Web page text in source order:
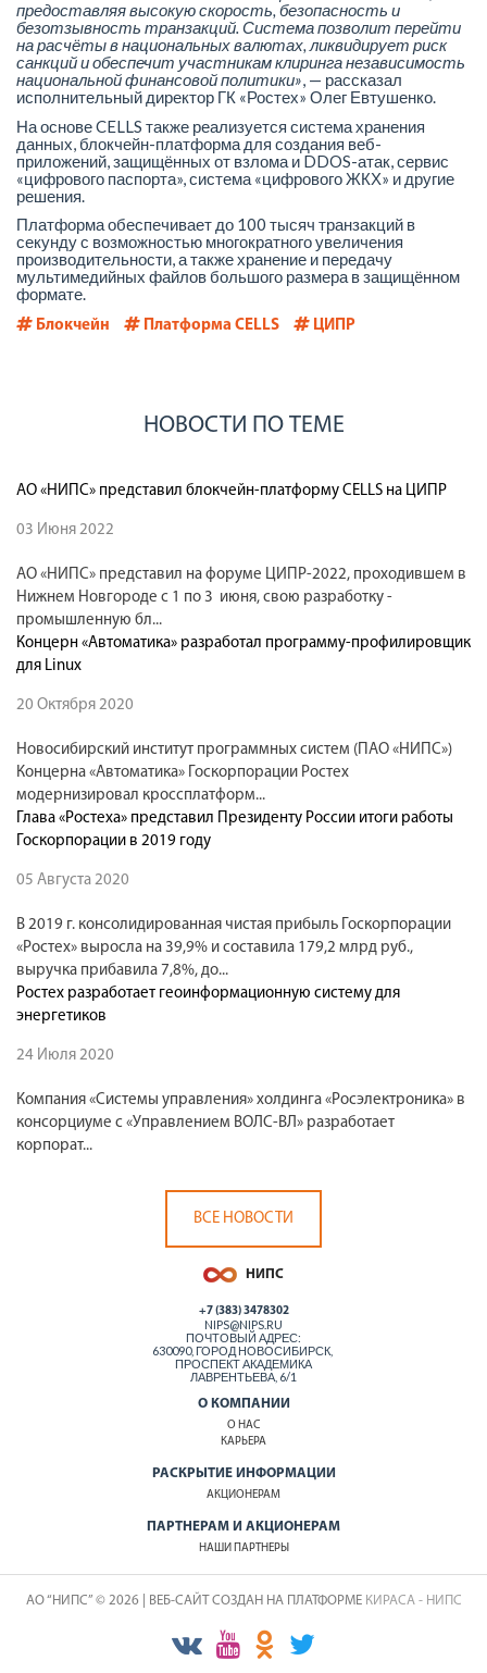
предоставляя высокую скорость, безопасность и
безотзывность транзакций. Система позволит перейти
на расчёты в национальных валютах, ликвидирует риск
санкций и обеспечит участникам клиринга независимость
национальной финансовой политики», — рассказал
исполнительный директор ГК «Ростех» Олег Евтушенко.
На основе CELLS также реализуется система хранения
данных, блокчейн-платформа для создания веб-
приложений, защищённых от взлома и DDOS-атак, сервис
«цифрового паспорта», система «цифрового ЖКХ» и другие
решения.
Платформа обеспечивает до 100 тысяч транзакций в
секунду с возможностью многократного увеличения
производительности, а также хранение и передачу
мультимедийных файлов большого размера в защищённом
формате.
Блокчейн Платформа CELLS ЦИПР
НОВОСТИ ПО ТЕМЕ
АО «НИПС» представил блокчейн-платформу CELLS на ЦИПР
03 Июня 2022
АО «НИПС» представил на форуме ЦИПР-2022, проходившем в
Нижнем Новгороде с 1 по 3 июня, свою разработку -
промышленную бл...
Концерн «Автоматика» разработал программу-профилировщик
для Linux
20 Октября 2020
Новосибирский институт программных систем (ПАО «НИПС»)
Концерна «Автоматика» Госкорпорации Ростех
модернизировал кроссплатформ...
Глава «Ростеха» представил Президенту России итоги работы
Госкорпорации в 2019 году
05 Августа 2020
В 2019 г. консолидированная чистая прибыль Госкорпорации
«Ростех» выросла на 39,9% и составила 179,2 млрд руб.,
выручка прибавила 7,8%, до...
Ростех разработает геоинформационную систему для
энергетиков
24 Июля 2020
Компания «Системы управления» холдинга «Росэлектроника» в
консорциуме с «Управлением ВОЛС-ВЛ» разработает
корпорат...
ВСЕ НОВОСТИ
+7 (383) 3478302
NIPS@NIPS.RU
ПОЧТОВЫЙ АДРЕС:
630090, ГОРОД НОВОСИБИРСК,
ПРОСПЕКТ АКАДЕМИКА
ЛАВРЕНТЬЕВА, 6/1
О КОМПАНИИ
О НАС
КАРЬЕРА
РАСКРЫТИЕ ИНФОРМАЦИИ
АКЦИОНЕРАМ
ПАРТНЕРАМ И АКЦИОНЕРАМ
НАШИ ПАРТНЕРЫ
АО “НИПС” © 2026 | ВЕБ-САЙТ СОЗДАН НА ПЛАТФОРМЕ КИРАСА - НИПС